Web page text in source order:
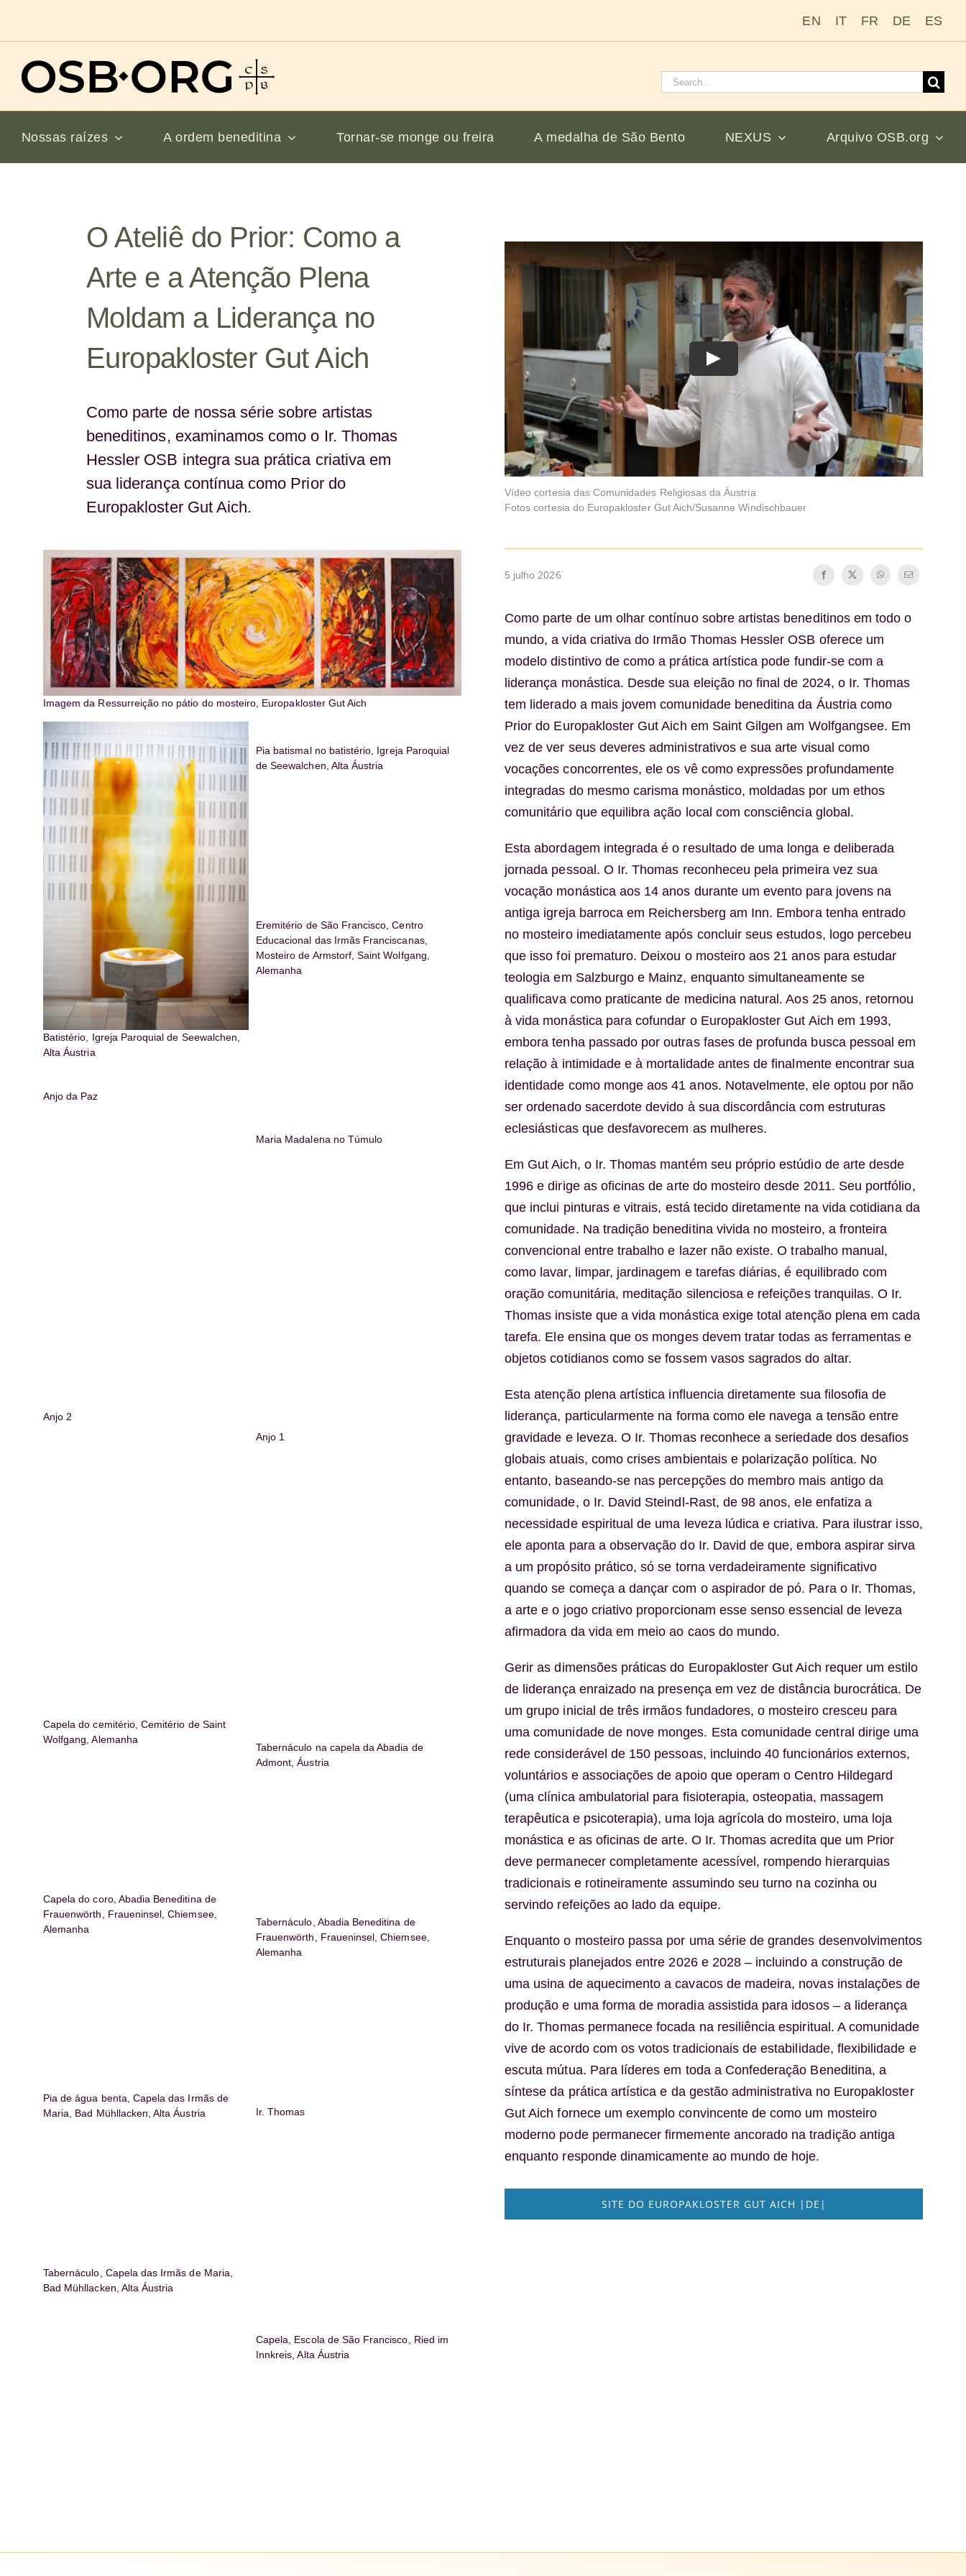
conteúdo
EN IT FR DE ES
Pesquisar
Nossas raízes A ordem beneditina Tornar-se monge ou freira A medalha de São Bento NEXUS Arquivo OSB.org
O Ateliê do Prior: Como a
Arte e a Atenção Plena
Moldam a Liderança no
Europakloster Gut Aich
Como parte de nossa série sobre artistas
beneditinos, examinamos como o Ir. Thomas
Hessler OSB integra sua prática criativa em
sua liderança contínua como Prior do
Europakloster Gut Aich.
Vídeo cortesia das Comunidades Religiosas da Áustria
Fotos cortesia do Europakloster Gut Aich/Susanne Windischbauer
Imagem da Ressurreição no pátio do mosteiro, Europakloster Gut Aich
Batistério, Igreja Paroquial de Seewalchen,
Alta Áustria
Pia batismal no batistério, Igreja Paroquial
de Seewalchen, Alta Áustria
Eremitério de São Francisco, Centro
Educacional das Irmãs Franciscanas,
Mosteiro de Armstorf, Saint Wolfgang,
Alemanha
Anjo da Paz
Maria Madalena no Túmulo
Anjo 2
Anjo 1
Capela do cemitério, Cemitério de Saint
Wolfgang, Alemanha
Tabernáculo na capela da Abadia de
Admont, Áustria
Capela do coro, Abadia Beneditina de
Frauenwörth, Fraueninsel, Chiemsee,
Alemanha
Tabernáculo, Abadia Beneditina de
Frauenwörth, Fraueninsel, Chiemsee,
Alemanha
Pia de água benta, Capela das Irmãs de
Maria, Bad Mühllacken, Alta Áustria
Ir. Thomas
Tabernáculo, Capela das Irmãs de Maria,
Bad Mühllacken, Alta Áustria
Capela, Escola de São Francisco, Ried im
Innkreis, Alta Áustria
5 julho 2026
Como parte de um olhar contínuo sobre artistas beneditinos em todo o
mundo, a vida criativa do Irmão Thomas Hessler OSB oferece um
modelo distintivo de como a prática artística pode fundir-se com a
liderança monástica. Desde sua eleição no final de 2024, o Ir. Thomas
tem liderado a mais jovem comunidade beneditina da Áustria como
Prior do Europakloster Gut Aich em Saint Gilgen am Wolfgangsee. Em
vez de ver seus deveres administrativos e sua arte visual como
vocações concorrentes, ele os vê como expressões profundamente
integradas do mesmo carisma monástico, moldadas por um ethos
comunitário que equilibra ação local com consciência global.
Esta abordagem integrada é o resultado de uma longa e deliberada
jornada pessoal. O Ir. Thomas reconheceu pela primeira vez sua
vocação monástica aos 14 anos durante um evento para jovens na
antiga igreja barroca em Reichersberg am Inn. Embora tenha entrado
no mosteiro imediatamente após concluir seus estudos, logo percebeu
que isso foi prematuro. Deixou o mosteiro aos 21 anos para estudar
teologia em Salzburgo e Mainz, enquanto simultaneamente se
qualificava como praticante de medicina natural. Aos 25 anos, retornou
à vida monástica para cofundar o Europakloster Gut Aich em 1993,
embora tenha passado por outras fases de profunda busca pessoal em
relação à intimidade e à mortalidade antes de finalmente encontrar sua
identidade como monge aos 41 anos. Notavelmente, ele optou por não
ser ordenado sacerdote devido à sua discordância com estruturas
eclesiásticas que desfavorecem as mulheres.
Em Gut Aich, o Ir. Thomas mantém seu próprio estúdio de arte desde
1996 e dirige as oficinas de arte do mosteiro desde 2011. Seu portfólio,
que inclui pinturas e vitrais, está tecido diretamente na vida cotidiana da
comunidade. Na tradição beneditina vivida no mosteiro, a fronteira
convencional entre trabalho e lazer não existe. O trabalho manual,
como lavar, limpar, jardinagem e tarefas diárias, é equilibrado com
oração comunitária, meditação silenciosa e refeições tranquilas. O Ir.
Thomas insiste que a vida monástica exige total atenção plena em cada
tarefa. Ele ensina que os monges devem tratar todas as ferramentas e
objetos cotidianos como se fossem vasos sagrados do altar.
Esta atenção plena artística influencia diretamente sua filosofia de
liderança, particularmente na forma como ele navega a tensão entre
gravidade e leveza. O Ir. Thomas reconhece a seriedade dos desafios
globais atuais, como crises ambientais e polarização política. No
entanto, baseando-se nas percepções do membro mais antigo da
comunidade, o Ir. David Steindl-Rast, de 98 anos, ele enfatiza a
necessidade espiritual de uma leveza lúdica e criativa. Para ilustrar isso,
ele aponta para a observação do Ir. David de que, embora aspirar sirva
a um propósito prático, só se torna verdadeiramente significativo
quando se começa a dançar com o aspirador de pó. Para o Ir. Thomas,
a arte e o jogo criativo proporcionam esse senso essencial de leveza
afirmadora da vida em meio ao caos do mundo.
Gerir as dimensões práticas do Europakloster Gut Aich requer um estilo
de liderança enraizado na presença em vez de distância burocrática. De
um grupo inicial de três irmãos fundadores, o mosteiro cresceu para
uma comunidade de nove monges. Esta comunidade central dirige uma
rede considerável de 150 pessoas, incluindo 40 funcionários externos,
voluntários e associações de apoio que operam o Centro Hildegard
(uma clínica ambulatorial para fisioterapia, osteopatia, massagem
terapêutica e psicoterapia), uma loja agrícola do mosteiro, uma loja
monástica e as oficinas de arte. O Ir. Thomas acredita que um Prior
deve permanecer completamente acessível, rompendo hierarquias
tradicionais e rotineiramente assumindo seu turno na cozinha ou
servindo refeições ao lado da equipe.
Enquanto o mosteiro passa por uma série de grandes desenvolvimentos
estruturais planejados entre 2026 e 2028 – incluindo a construção de
uma usina de aquecimento a cavacos de madeira, novas instalações de
produção e uma forma de moradia assistida para idosos – a liderança
do Ir. Thomas permanece focada na resiliência espiritual. A comunidade
vive de acordo com os votos tradicionais de estabilidade, flexibilidade e
escuta mútua. Para líderes em toda a Confederação Beneditina, a
síntese da prática artística e da gestão administrativa no Europakloster
Gut Aich fornece um exemplo convincente de como um mosteiro
moderno pode permanecer firmemente ancorado na tradição antiga
enquanto responde dinamicamente ao mundo de hoje.
SITE DO EUROPAKLOSTER GUT AICH |DE|